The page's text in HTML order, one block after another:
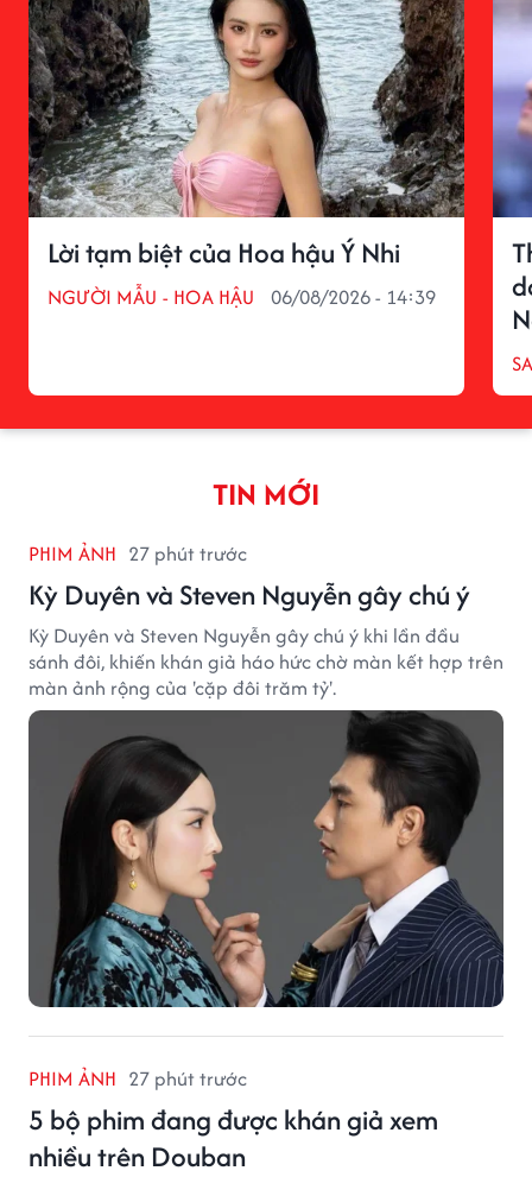
Lời tạm biệt của Hoa hậu Ý Nhi
NGƯỜI MẪU - HOA HẬU 06/08/2026 - 14:39
TIN MỚI
PHIM ẢNH 27 phút trước
Kỳ Duyên và Steven Nguyễn gây chú ý
Kỳ Duyên và Steven Nguyễn gây chú ý khi lần đầu
sánh đôi, khiến khán giả háo hức chờ màn kết hợp trên
màn ảnh rộng của 'cặp đôi trăm tỷ'.
PHIM ẢNH 27 phút trước
5 bộ phim đang được khán giả xem
nhiều trên Douban